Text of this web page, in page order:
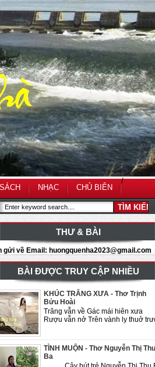
/
NHẠC CHỦ BIÊN
THƯ & BÀI
gửi về Email: huongquenha2023@gmail.com
BÀI ĐƯỢC TRUY CẬP NHIỀU
KHÚC TRĂNG XƯA - Thơ Trịnh
Bửu Hoài
Trăng vẫn về Gác mái hiên xưa
Rượu vẫn nở Trên vành ly thuở
TÌNH MUỘN - Thơ Nguyễn Thị Thu
Ba